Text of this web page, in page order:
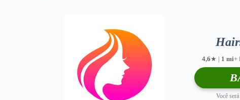
4,6★ | 1 mi+
Você